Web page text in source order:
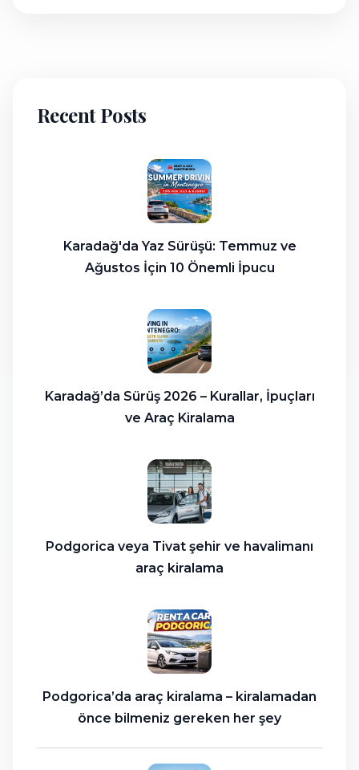
Recent Posts
Karadağ'da Yaz Sürüşü: Temmuz ve
Ağustos İçin 10 Önemli İpucu
Karadağ’da Sürüş 2026 – Kurallar, İpuçları
ve Araç Kiralama
Podgorica veya Tivat şehir ve havalimanı
araç kiralama
Podgorica’da araç kiralama – kiralamadan
önce bilmeniz gereken her şey